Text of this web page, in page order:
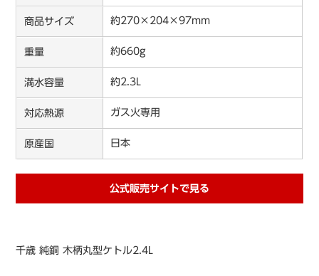
商品サイズ 約270×204×97mm
重量 約660g
満水容量 約2.3L
対応熱源 ガス火専用
原産国 日本
公式販売サイトで見る
千歳 純銅 木柄丸型ケトル2.4L